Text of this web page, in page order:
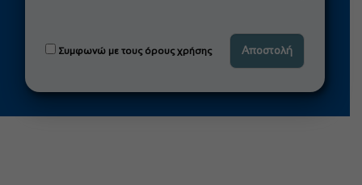
Συμφωνώ με τους όρους χρήσης